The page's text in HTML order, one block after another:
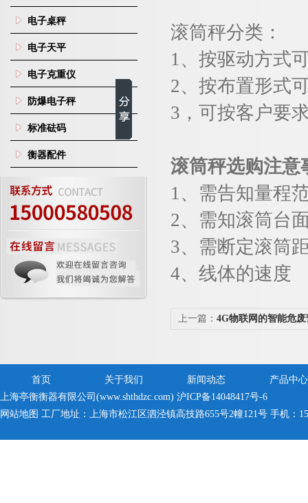
电子桌秤
电子天平
电子克重仪
防爆电子秤
标准砝码
衡器配件
滚筒秤分类：
1、按驱动方式
2、按布置形式
3 ，可按客户要
滚筒秤选购注意
1、需告知量程
2、需知滚筒台
3、需断定滚筒
4、线体的速度
上一篇： 4G物联网的智能危
首页 关于我们 新闻动态
产品中心
上海亭衡衡器有限公司(www.shthdzc.com) 沪ICP备14048417号-6
网站地图 工厂地址：上海市松江区泗泾镇高技路655号2幢121号 手机：